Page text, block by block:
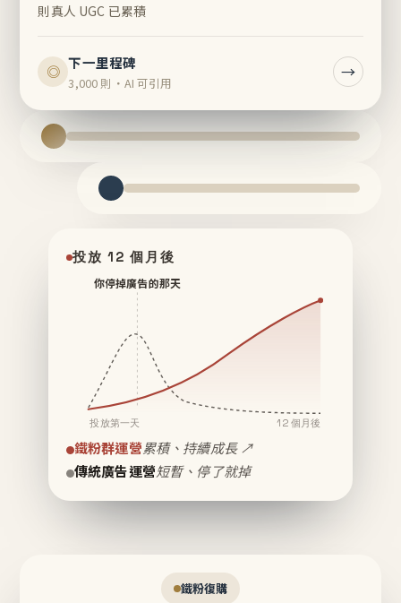
則真人 UGC 已累積
◎ 下一里程碑
3,000 則・AI 可引用
→
投放 12 個月後
你停掉廣告的那天
投放第一天 12 個月後
鐵粉群運營累積、持續成長 ↗
傳統廣告運營短暫、停了就掉
鐵粉復購